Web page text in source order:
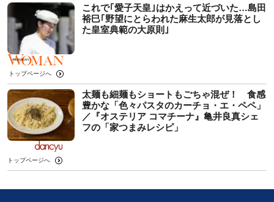
これで｢愛子天皇｣はかえって近づいた…島田
裕巳｢野望にとらわれた麻生太郎が見落とし
た皇室典範の大原則｣
トップページへ
太麺も細麺もショートもごちゃ混ぜ！ 食感
豊かな「色々パスタのカーチョ・エ・ペペ」
／『オステリア コマチーナ』亀井良真シェ
フの「家つまみレシピ」
トップページへ